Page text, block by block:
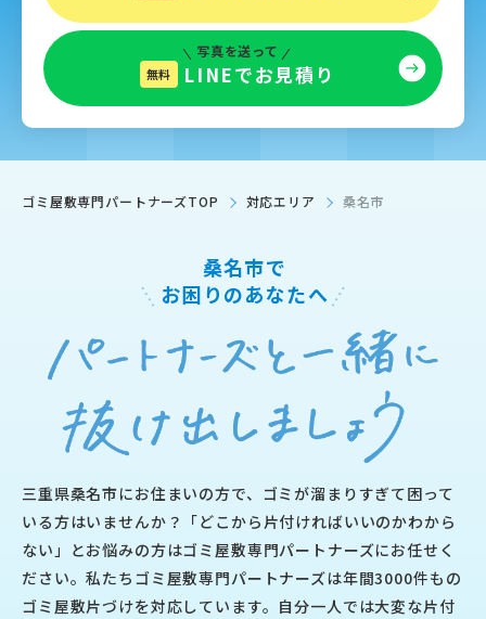
写真を送って
無料 LINEでお見積り
ゴミ屋敷専門パートナーズTOP 対応エリア 桑名市
桑名市で
お困りのあなたへ
三重県桑名市にお住まいの方で、ゴミが溜まりすぎて困って
いる方はいませんか？「どこから片付ければいいのかわから
ない」とお悩みの方はゴミ屋敷専門パートナーズにお任せく
ださい。私たちゴミ屋敷専門パートナーズは年間3000件もの
ゴミ屋敷片づけを対応しています。自分一人では大変な片付